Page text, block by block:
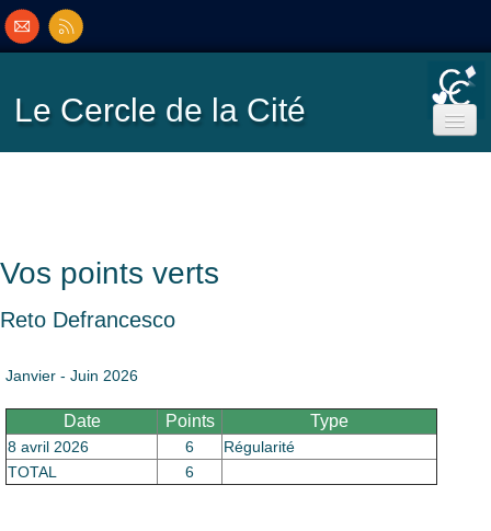
Le Cercle de la Cité
Inscriptions/Programme
Classement
Vos points verts
Reto Defrancesco
Janvier - Juin 2026
Date Points Type
8 avril 2026 6
Régularité
TOTAL
6